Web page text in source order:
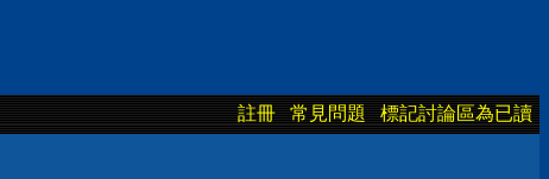
註冊 常見問題 標記討論區為已讀